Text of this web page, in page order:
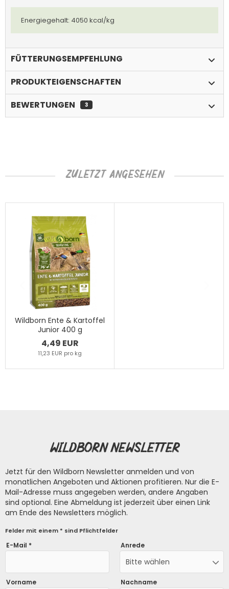
Energiegehalt: 4050 kcal/kg
FÜTTERUNGSEMPFEHLUNG
PRODUKTEIGENSCHAFTEN
BEWERTUNGEN
3
ZULETZT ANGESEHEN
Wildborn Ente & Kartoffel
Junior 400 g
4,49 EUR
11,23 EUR pro kg
Wildborn Newsletter
Jetzt für den Wildborn Newsletter anmelden und von
monatlichen Angeboten und Aktionen profitieren. Nur die E-
Mail-Adresse muss angegeben werden, andere Angaben
sind optional. Eine Abmeldung ist jederzeit über einen Link
am Ende des Newsletters möglich.
Felder mit einem * sind Pflichtfelder
E-Mail * Anrede
Bitte wählen
Vorname Nachname